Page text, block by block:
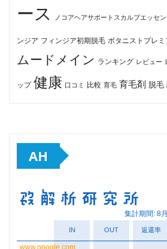
ース
ノコアヘアサポートスカルプエッセン
ンジア フィンジア初期脱毛 ボタニストプレ
ムードメイン ランキング レビュー
ップ 健康 口コミ 比較 育毛 育毛剤 脱毛
AH